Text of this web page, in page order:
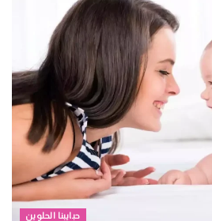
حبايبنا الحلوين